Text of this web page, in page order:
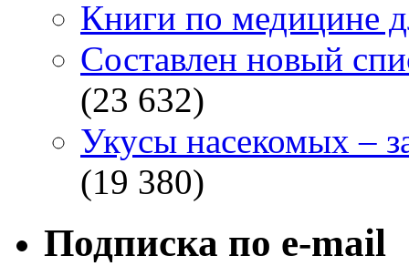
Книги по медицине
Составлен новый
(23 632)
Укусы насекомых –
(19 380)
Подписка по e-mail